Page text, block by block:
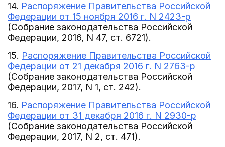
14. Распоряжение Правительства Российской
Федерации от 15 ноября 2016 г. N 2423-р
(Собрание законодательства Российской
Федерации, 2016, N 47, ст. 6721).
15. Распоряжение Правительства Российской
Федерации от 21 декабря 2016 г. N 2763-р
(Собрание законодательства Российской
Федерации, 2017, N 1, ст. 242).
16. Распоряжение Правительства Российской
Федерации от 31 декабря 2016 г. N 2930-р
(Собрание законодательства Российской
Федерации, 2017, N 2, ст. 471).